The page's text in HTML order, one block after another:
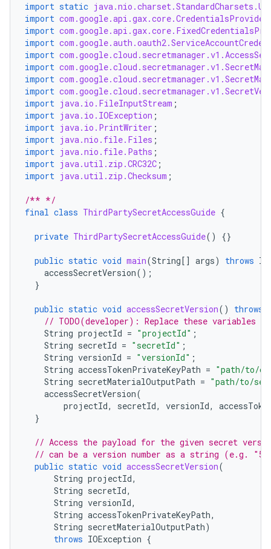
import static
import com.google.api.gax.core.CredentialsProvider
import
import
import
import
import
import
import java.io.FileInputStream ;
import java.io.IOException ;
import java.io.PrintWriter ;
import java.nio.file.Files ;
import java.nio.file.Paths ;
import java.util.zip.CRC32C ;
import java.util.zip.Checksum ;
/** */
final class ThirdPartySecretAccessGuide {
private ThirdPartySecretAccessGuide() {}
public static void main(String [] args) throws
accessSecretVersion();
}
public static void accessSecretVersion() throws
// TODO(developer): Replace these variables
String projectId = "projectId" ;
String secretId = "secretId" ;
String versionId = "versionId" ;
String accessTokenPrivateKeyPath = "path/to/
String secretMaterialOutputPath = "path/to/
accessSecretVersion(
projectId, secretId, versionId,
}
// Access the payload for the given secret
// can be a version number as a string (e.g.
public static void accessSecretVersion(
String projectId,
String secretId,
String versionId,
String accessTokenPrivateKeyPath,
String secretMaterialOutputPath)
throws IOException {